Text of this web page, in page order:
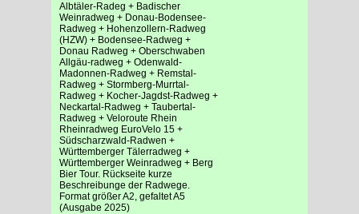
Albtäler-Radeg + Badischer
Weinradweg + Donau-Bodensee-
Radweg + Hohenzollern-Radweg
(HZW) + Bodensee-Radweg +
Donau Radweg + Oberschwaben
Allgäu-radweg + Odenwald-
Madonnen-Radweg + Remstal-
Radweg + Stormberg-Murrtal-
Radweg + Kocher-Jagdst-Radweg +
Neckartal-Radweg + Taubertal-
Radweg + Veloroute Rhein
Rheinradweg EuroVelo 15 +
Südscharzwald-Radwen +
Württemberger Tälerradweg +
Württemberger Weinradweg + Berg
Bier Tour. Rückseite kurze
Beschreibunge der Radwege.
Format größer A2, gefaltet A5
(Ausgabe 2025)